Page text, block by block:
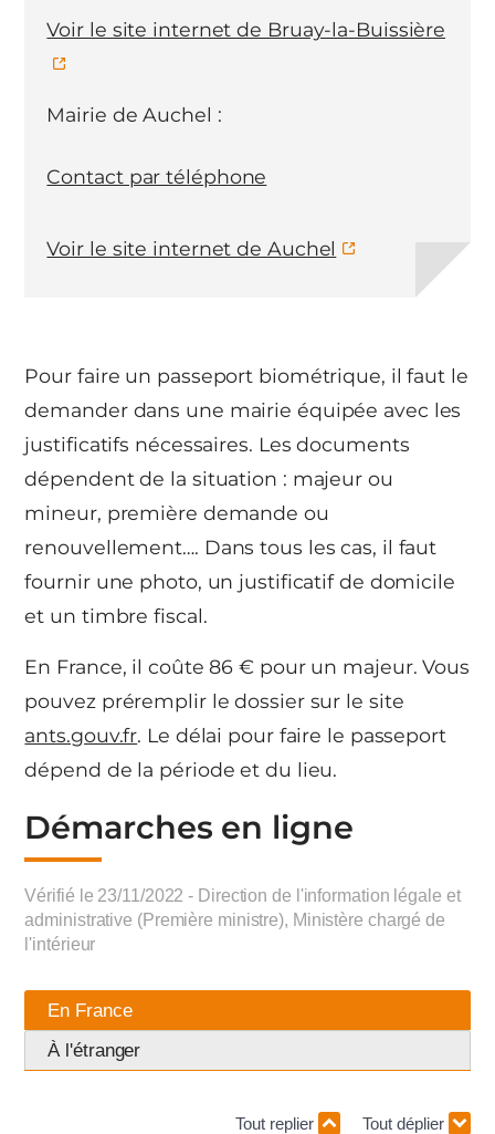
Pour faire un passeport biométrique, il faut le
demander dans une mairie équipée avec les
justificatifs nécessaires. Les documents
dépendent de la situation : majeur ou
mineur, première demande ou
renouvellement…. Dans tous les cas, il faut
fournir une photo, un justificatif de domicile
et un timbre fiscal.
En France, il coûte 86 € pour un majeur. Vous
pouvez préremplir le dossier sur le site
ants.gouv.fr. Le délai pour faire le passeport
dépend de la période et du lieu.
Démarches en ligne
Vérifié le 23/11/2022 - Direction de l'information légale et
administrative (Première ministre), Ministère chargé de
l'intérieur
En France
À l'étranger
Tout replier Tout déplier
Voir le site internet de Bruay-la-Buissière
Mairie de Auchel :
Contact par téléphone
Voir le site internet de Auchel